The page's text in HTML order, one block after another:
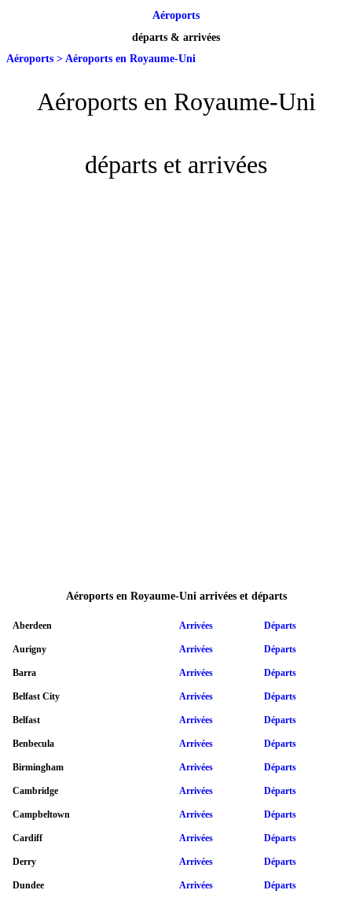
Aéroports
départs & arrivées
Aéroports > Aéroports en Royaume-Uni
Aéroports en Royaume-Uni
départs et arrivées
Aéroports en Royaume-Uni arrivées et départs
Aberdeen Arrivées Départs
Aurigny Arrivées Départs
Barra Arrivées Départs
Belfast City Arrivées Départs
Belfast Arrivées Départs
Benbecula Arrivées Départs
Birmingham Arrivées Départs
Cambridge Arrivées Départs
Campbeltown Arrivées Départs
Cardiff Arrivées Départs
Derry Arrivées Départs
Dundee Arrivées Départs